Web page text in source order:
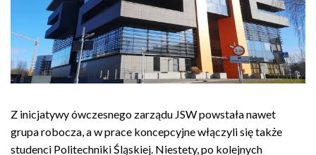
Z inicjatywy ówczesnego zarządu JSW powstała nawet
grupa robocza, a w prace koncepcyjne włączyli się także
studenci Politechniki Śląskiej. Niestety, po kolejnych